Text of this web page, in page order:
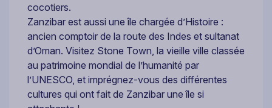
cocotiers.
Zanzibar est aussi une île chargée d’Histoire :
ancien comptoir de la route des Indes et sultanat
d’Oman. Visitez Stone Town, la vieille ville classée
au patrimoine mondial de l’humanité par
l’UNESCO, et imprégnez-vous des différentes
cultures qui ont fait de Zanzibar une île si